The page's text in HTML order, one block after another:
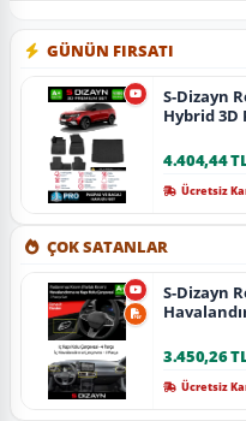
GÜNÜN FIRSATI
S-Dizayn
Hybrid 3D
Üzeri A+
4.404,44
Ücretsiz
ÇOK SATANLAR
S-Dizayn
Krom) A+
3.450,26
Ücretsiz